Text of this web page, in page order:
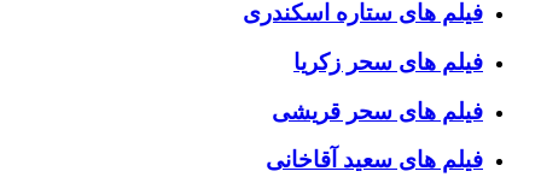
فیلم های ستاره اسکندری
فیلم های سحر زکریا
فیلم های سحر قریشی
فیلم های سعید آقاخانی